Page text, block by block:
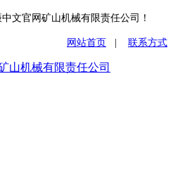
文官网矿山机械有限责任公司！
网站首页 联系方式